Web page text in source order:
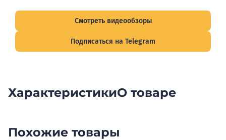
Смотреть видеообзоры
Подписаться на Telegram
ХарактеристикиО товаре
Похожие товары